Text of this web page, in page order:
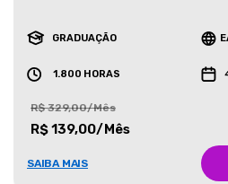
GRADUAÇÃO
1.800 HORAS
R$ 329,00/Mês
R$ 139,00/Mês
SAIBA MAIS